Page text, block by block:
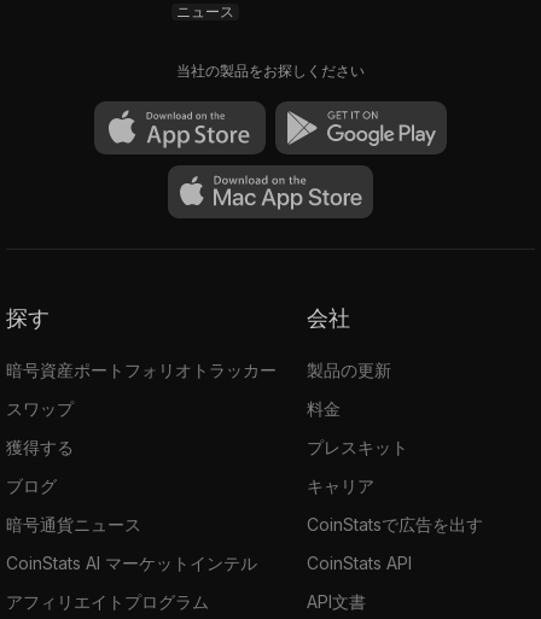
ニュース
当社の製品をお探しください
探す
暗号資産ポートフォリオトラッカー
スワップ
獲得する
ブログ
暗号通貨ニュース
CoinStats AI マーケットインテル
アフィリエイトプログラム
会社
製品の更新
料金
プレスキット
キャリア
CoinStatsで広告を出す
CoinStats API
API文書